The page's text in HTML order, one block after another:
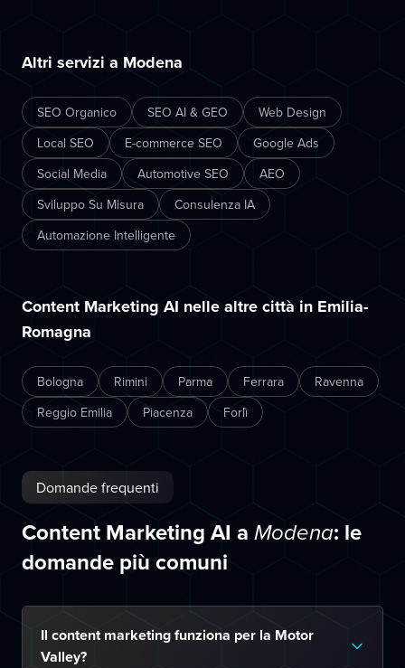
Altri servizi a Modena
SEO Organico SEO AI & GEO
Web Design
Local SEO
E-commerce SEO
Google Ads
Social Media
Automotive SEO
AEO
Sviluppo Su Misura
Consulenza IA
Automazione Intelligente
Content Marketing AI nelle altre città in Emilia-
Romagna
Bologna Rimini Parma Ferrara
Ravenna
Reggio Emilia
Piacenza Forlì
Domande frequenti
Content Marketing AI a Modena: le
domande più comuni
Il content marketing funziona per la Motor
Valley?